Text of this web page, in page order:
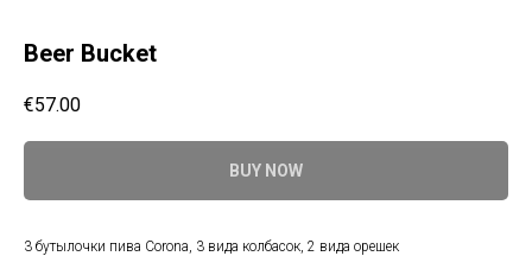
Beer Bucket
€57.00
BUY NOW
3 бутылочки пива Corona, 3 вида колбасок, 2 вида орешек